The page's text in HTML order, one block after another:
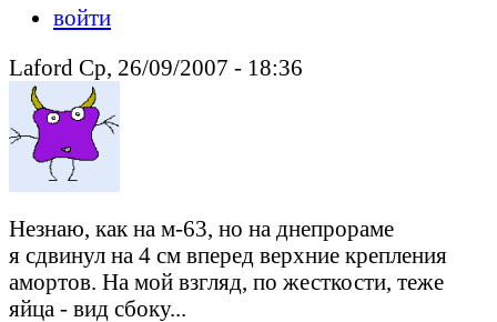
войти
Laford Ср, 26/09/2007 - 18:36
Незнаю, как на м-63, но на днепрораме
я сдвинул на 4 см вперед верхние крепления
амортов. На мой взгляд, по жесткости, теже
яйца - вид сбоку...